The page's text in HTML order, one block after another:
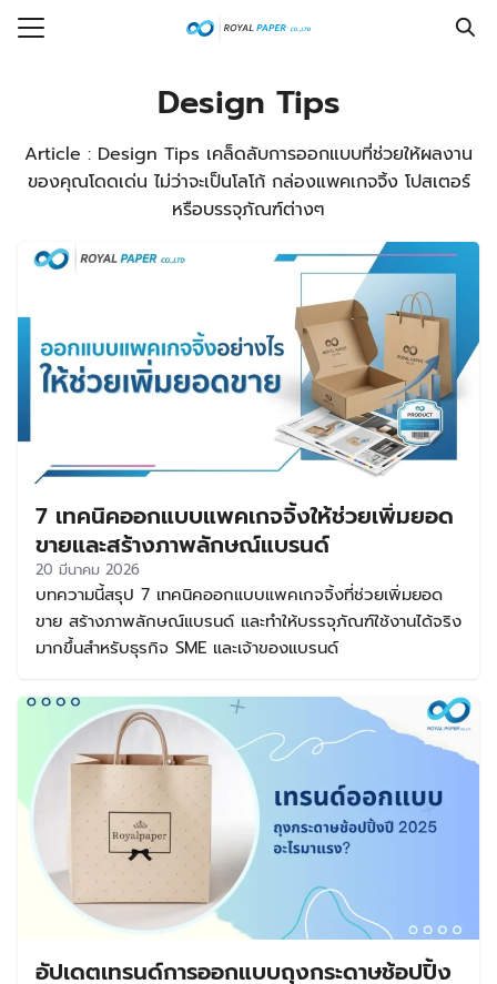
Skip
Design Tips
Article : Design Tips เคล็ดลับการออกแบบที่ช่วยให้ผลงาน
ของคุณโดดเด่น ไม่ว่าจะเป็นโลโก้ กล่องแพคเกจจิ้ง โปสเตอร์
หรือบรรจุภัณฑ์ต่างๆ
7 เทคนิคออกแบบแพคเกจจิ้งให้ช่วยเพิ่มยอด
ขายและสร้างภาพลักษณ์แบรนด์
20 มีนาคม 2026
บทความนี้สรุป 7 เทคนิคออกแบบแพคเกจจิ้งที่ช่วยเพิ่มยอด
ขาย สร้างภาพลักษณ์แบรนด์ และทำให้บรรจุภัณฑ์ใช้งานได้จริง
มากขึ้นสำหรับธุรกิจ SME และเจ้าของแบรนด์
อัปเดตเทรนด์การออกแบบถุงกระดาษช้อปปิ้ง